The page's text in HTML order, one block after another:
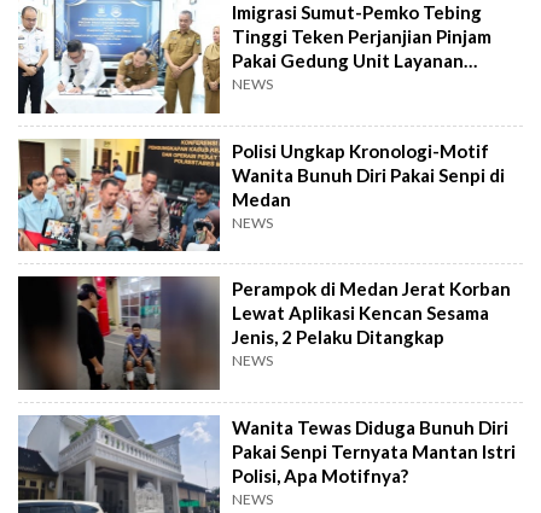
Imigrasi Sumut-Pemko Tebing
Tinggi Teken Perjanjian Pinjam
Pakai Gedung Unit Layanan
Paspor
NEWS
Polisi Ungkap Kronologi-Motif
Wanita Bunuh Diri Pakai Senpi di
Medan
NEWS
Perampok di Medan Jerat Korban
Lewat Aplikasi Kencan Sesama
Jenis, 2 Pelaku Ditangkap
NEWS
Wanita Tewas Diduga Bunuh Diri
Pakai Senpi Ternyata Mantan Istri
Polisi, Apa Motifnya?
NEWS